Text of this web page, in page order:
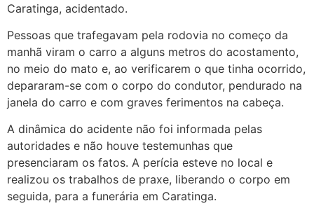
Caratinga, acidentado.
Pessoas que trafegavam pela rodovia no começo da
manhã viram o carro a alguns metros do acostamento,
no meio do mato e, ao verificarem o que tinha ocorrido,
depararam-se com o corpo do condutor, pendurado na
janela do carro e com graves ferimentos na cabeça.
A dinâmica do acidente não foi informada pelas
autoridades e não houve testemunhas que
presenciaram os fatos. A perícia esteve no local e
realizou os trabalhos de praxe, liberando o corpo em
seguida, para a funerária em Caratinga.